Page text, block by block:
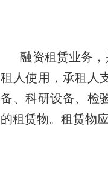
融资租赁业务
租人使用，承租人
备、科研设备、检
的租赁物。租赁物